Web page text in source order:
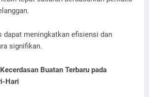
dapat meningkatkan efisiensi dan
signifikan.
Buatan Terbaru pada
Hari